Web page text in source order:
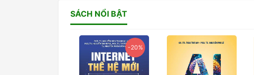
SÁCH NỔI BẬT
-20%